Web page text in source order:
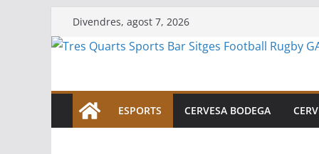
to
Divendres, agost 7, 2026
ESPORTS CERVESA BODEGA